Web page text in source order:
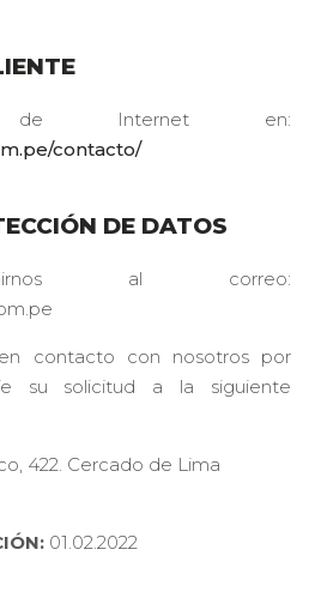
Internet en:
contacto/
DE DATOS
al correo:
contacto con nosotros por
su solicitud a la siguiente
422. Cercado de Lima
01.02.2022